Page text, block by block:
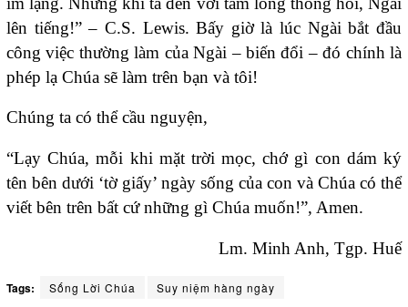
lên tiếng!” – C.S. Lewis. Bấy giờ là lúc Ngài bắt đầu
công việc thường làm của Ngài – biến đổi – đó chính là
phép lạ Chúa sẽ làm trên bạn và tôi!
Chúng ta có thể cầu nguyện,
“Lạy Chúa, mỗi khi mặt trời mọc, chớ gì con dám ký
tên bên dưới ‘tờ giấy’ ngày sống của con và Chúa có thể
viết bên trên bất cứ những gì Chúa muốn!”, Amen.
Lm. Minh Anh, Tgp. Huế
Tags: Sống Lời Chúa Suy niệm hàng ngày